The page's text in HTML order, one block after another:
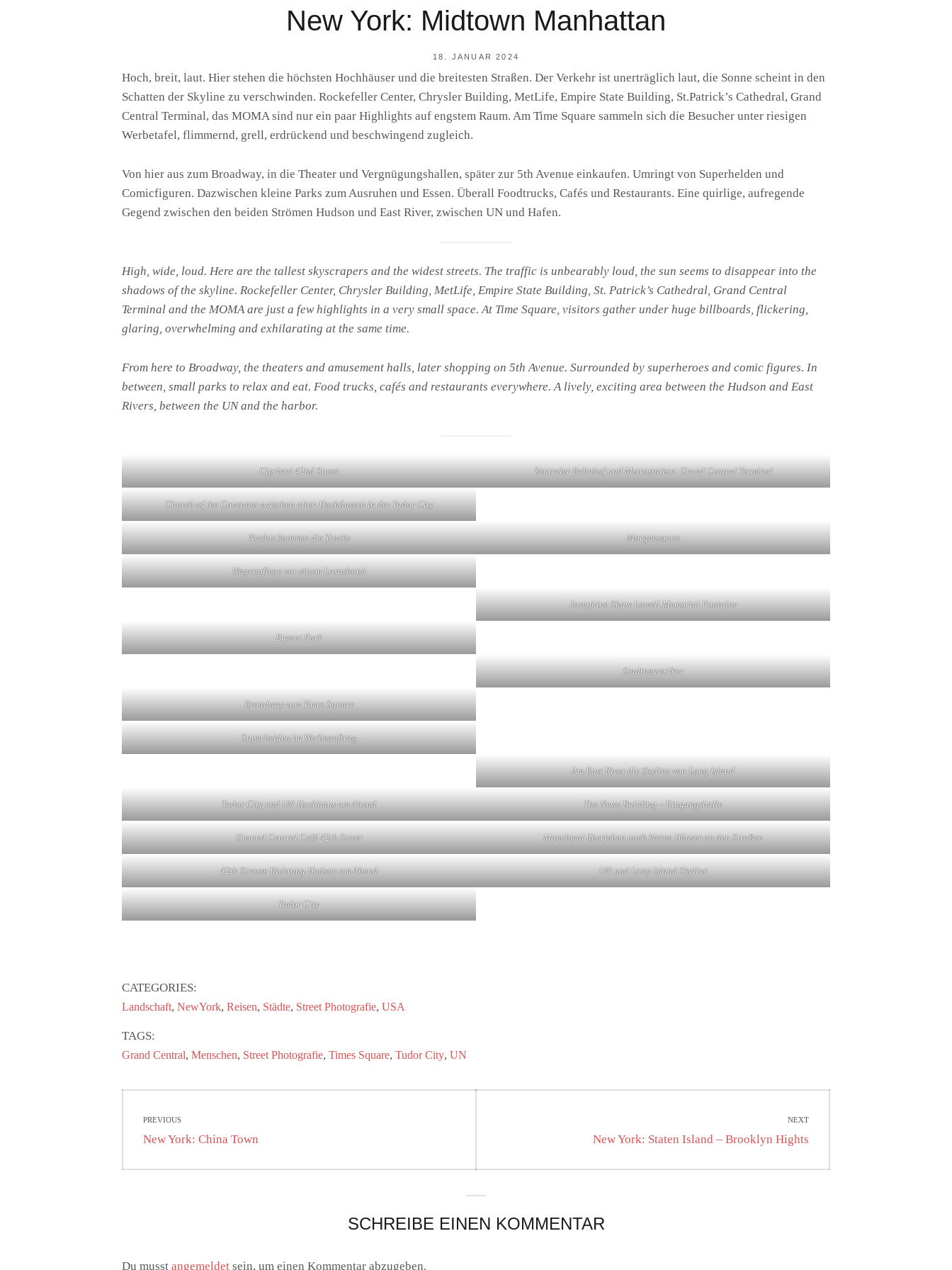
New York: Midtown Manhattan
POSTED
18. JANUAR 2024
BY
R
A
N
S
Hoch, breit, laut. Hier stehen die höchsten Hochhäuser und die breitesten Straßen. Der Verkehr ist unerträglich laut, die Sonne scheint in den
Schatten der Skyline zu verschwinden. Rockefeller Center, Chrysler Building, MetLife, Empire State Building, St.Patrick’s Cathedral, Grand
Central Terminal, das MOMA sind nur ein paar Highlights auf engstem Raum. Am Time Square sammeln sich die Besucher unter riesigen
Werbetafel, flimmernd, grell, erdrückend und beschwingend zugleich.
Von hier aus zum Broadway, in die Theater und Vergnügungshallen, später zur 5th Avenue einkaufen. Umringt von Superhelden und
Comicfiguren. Dazwischen kleine Parks zum Ausruhen und Essen. Überall Foodtrucks, Cafés und Restaurants. Eine quirlige, aufregende
Gegend zwischen den beiden Strömen Hudson und East River, zwischen UN und Hafen.
High, wide, loud. Here are the tallest skyscrapers and the widest streets. The traffic is unbearably loud, the sun seems to disappear into the
shadows of the skyline. Rockefeller Center, Chrysler Building, MetLife, Empire State Building, St. Patrick’s Cathedral, Grand Central
Terminal and the MOMA are just a few highlights in a very small space. At Time Square, visitors gather under huge billboards, flickering,
glaring, overwhelming and exhilarating at the same time.
From here to Broadway, the theaters and amusement halls, later shopping on 5th Avenue. Surrounded by superheroes and comic figures. In
between, small parks to relax and eat. Food trucks, cafés and restaurants everywhere. A lively, exciting area between the Hudson and East
Rivers, between the UN and the harbor.
Cipriani 42nd Street Zentraler Bahnhof und Metrostation: Grand Central Terminal
Church of the Covenant zwischen alten Hochäusern in der Tudor City
Nachts kommen die Trucks Morgensonne
Wagenpflege vor einem Luxushotel
Josephine Shaw Lowell Memorial Fontaine
Bryant Park
Stadtneurotiker
Broadway zum Times Square
Superhelden im Werbeauftrag
Am East River die Skyline von Long Island
Tudor City und UN Hochhaus am Abend The News Building – Eingangshalle
Ground Central Café 42th Street Manchmal überleben noch kleine Häuser an den Straßen
42th Strasse Richtung Hudson am Abend UN und Long Island Skyline
Tudor City
CATEGORIES:
Landschaft, NewYork, Reisen, Städte, Street Photografie, USA
TAGS:
Grand Central, Menschen, Street Photografie, Times Square, Tudor City, UN
PREVIOUS
Previous
New York: China Town
NEXT
Next
New York: Staten Island – Brooklyn Hights
SCHREIBE EINEN KOMMENTAR
Du musst angemeldet sein, um einen Kommentar abzugeben.